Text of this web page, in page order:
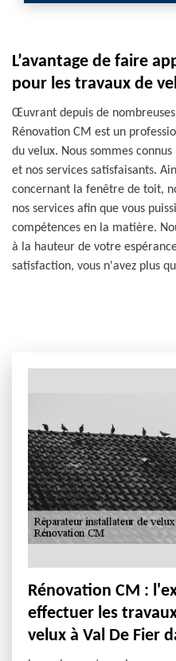
L’avantage de faire
pour les travaux de
Œuvrant depuis de nombreuses
Rénovation CM est un
du velux. Nous sommes
et nos services satisfaisants.
concernant la fenêtre de toit,
nos services afin que vous
compétences en la matière.
à la hauteur de votre
satisfaction, vous n'avez plus
Rénovation CM :
effectuer les
velux à Val De Fier